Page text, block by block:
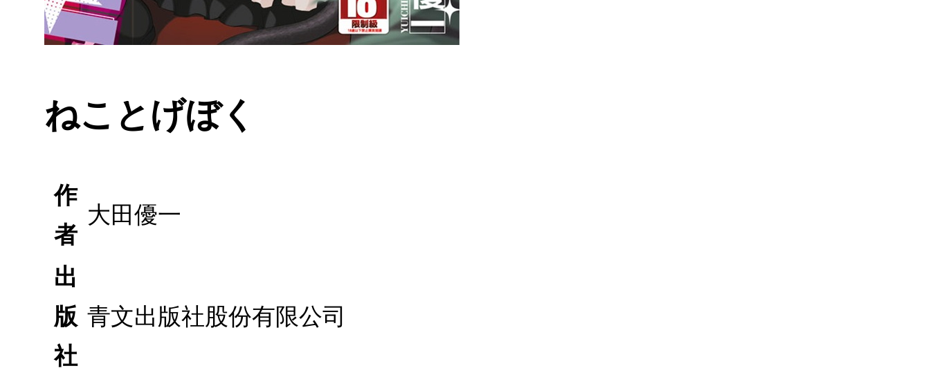
ねことげぼく
作
者
大田優一
出
版
社
青文出版社股份有限公司